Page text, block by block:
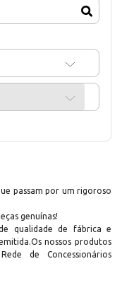
passam por um rigoroso
genuínas!
qualidade de fábrica e
nossos produtos
de Concessionários